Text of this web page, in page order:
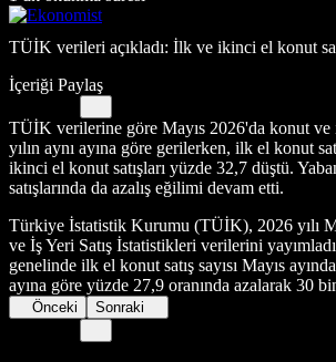
TÜİK verileri açıkladı: İlk ve ikinci el konut
İçeriği Paylaş
TÜİK verilerine göre Mayıs 2026'da konut ve
yılın aynı ayına göre gerilerken, ilk el konut
ikinci el konut satışları yüzde 32,7 düştü.
satışlarında da azalış eğilimi devam etti.
Türkiye İstatistik Kurumu (TÜİK), 2026 yılı
ve İş Yeri Satış İstatistikleri verilerini
genelinde ilk el konut satış sayısı Mayıs
ayına göre yüzde 27,9 oranında azalarak 30
Önceki Sonraki